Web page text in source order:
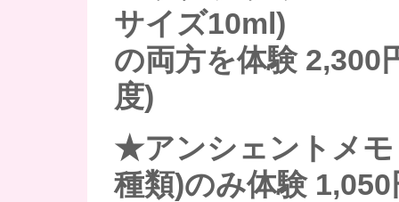
サイズ10ml)
の両方を体験 2,300
度)
★アンシェントメモ
種類)のみ体験